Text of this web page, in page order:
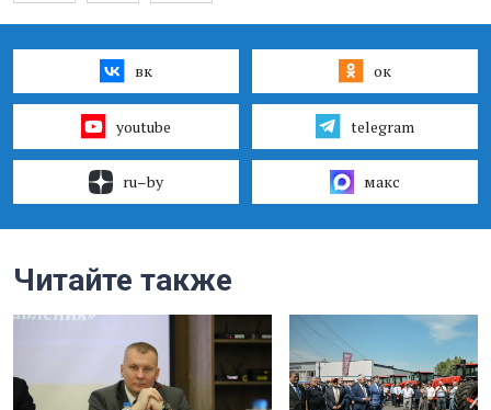
вк ок
youtube telegram
ru–by макс
Читайте также